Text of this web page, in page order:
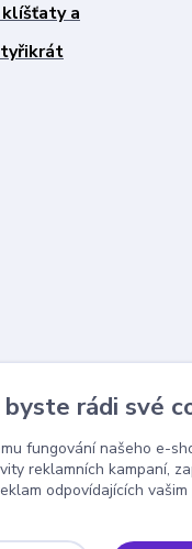
a
byste rádi své
fungování našeho e-
reklamních kampaní,
odpovídajících